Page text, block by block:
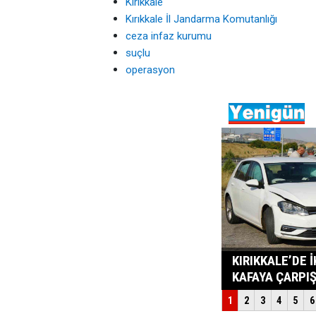
Kırıkkale İl Jandarma Komutanlığı
ceza infaz kurumu
suçlu
operasyon